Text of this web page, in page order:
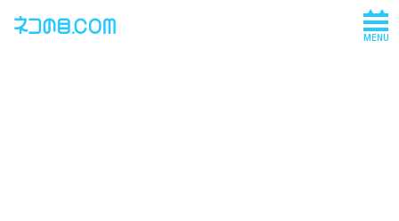
MENU